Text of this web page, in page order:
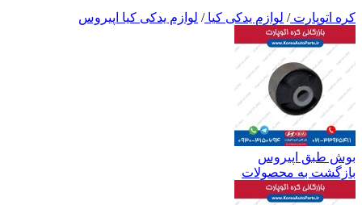
کره اتوپارت/ لوازم یدکی کیا/ لوازم یدکی کیا اپیروس
بوش طبق اپیروس
بازگشت به محصولات